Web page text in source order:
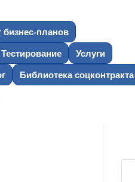
бизнес-планов
Тестирование
Услуги
Библиотека соцконтракта